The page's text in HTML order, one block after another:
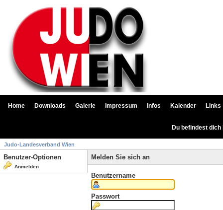
Home Downloads Galerie Impressum Infos Kalender Links
Du befindest
Judo-Landesverband Wien
Benutzer-Optionen
Anmelden
Melden Sie sich an
Benutzername
Passwort